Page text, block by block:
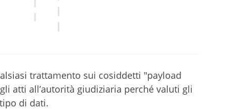
trattamento sui cosiddetti "payload
atti all’autorità giudiziaria perché valuti gli
di dati.